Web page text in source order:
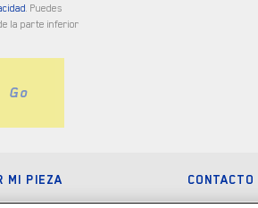
. Puedes
la parte inferior
Go
MI PIEZA CONTACTO